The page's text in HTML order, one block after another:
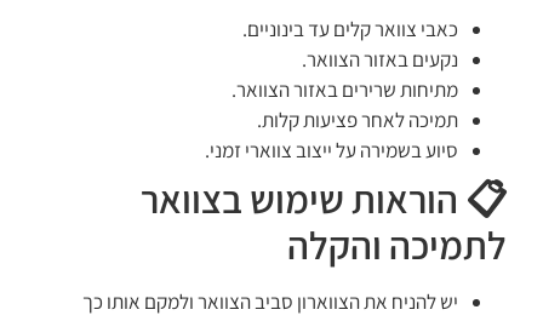
כאבי צוואר קלים עד בינוניים.
נקעים באזור הצוואר.
מתיחות שרירים באזור הצוואר.
תמיכה לאחר פציעות קלות.
סיוע בשמירה על ייצוב צווארי זמני.
📋 הוראות שימוש בצוואר
לתמיכה והקלה
יש להניח את הצווארון סביב הצוואר ולמקם אותו כך